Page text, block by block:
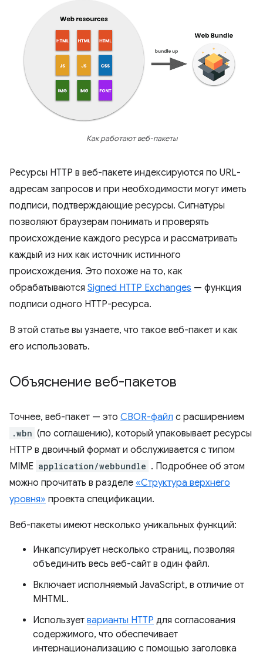
Как работают веб-пакеты
Ресурсы HTTP в веб-пакете индексируются по URL-
адресам запросов и при необходимости могут иметь
подписи, подтверждающие ресурсы. Сигнатуры
позволяют браузерам понимать и проверять
происхождение каждого ресурса и рассматривать
каждый из них как источник истинного
происхождения. Это похоже на то, как
обрабатываются Signed HTTP Exchanges — функция
подписи одного HTTP-ресурса.
В этой статье вы узнаете, что такое веб-пакет и как
его использовать.
Объяснение веб-пакетов
Точнее, веб-пакет — это CBOR-файл с расширением
.wbn (по соглашению), который упаковывает ресурсы
HTTP в двоичный формат и обслуживается с типом
MIME application/webbundle . Подробнее об этом
можно прочитать в разделе «Структура верхнего
уровня» проекта спецификации.
Веб-пакеты имеют несколько уникальных функций:
Инкапсулирует несколько страниц, позволяя
объединить весь веб-сайт в один файл.
Включает исполняемый JavaScript, в отличие от
MHTML.
Использует варианты HTTP для согласования
содержимого, что обеспечивает
интернационализацию с помощью заголовка